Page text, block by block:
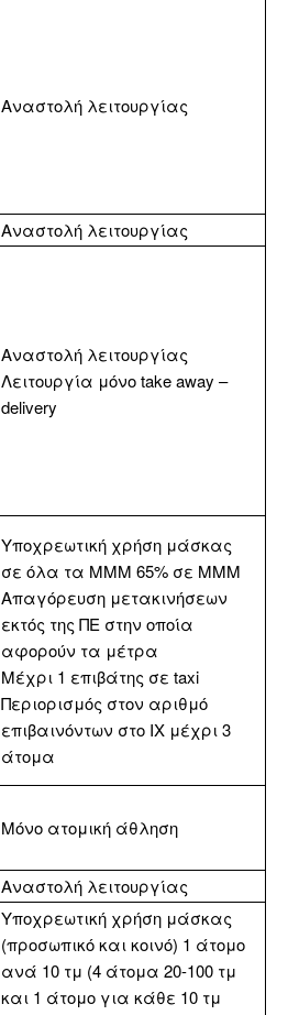
Αναστολή λειτουργίας
Αναστολή λειτουργίας
Αναστολή λειτουργίας
Λειτουργία μόνο take away –
delivery
Υποχρεωτική χρήση μάσκας
σε όλα τα ΜΜΜ 65% σε ΜΜΜ
Απαγόρευση μετακινήσεων
εκτός της ΠΕ στην οποία
αφορούν τα μέτρα
Μέχρι 1 επιβάτης σε taxi
Περιορισμός στον αριθμό
επιβαινόντων στο ΙΧ μέχρι 3
άτομα
Μόνο ατομική άθληση
Αναστολή λειτουργίας
Υποχρεωτική χρήση μάσκας
(προσωπικό και κοινό) 1 άτομο
ανά 10 τμ (4 άτομα 20-100 τμ
και 1 άτομο για κάθε 10 τμ